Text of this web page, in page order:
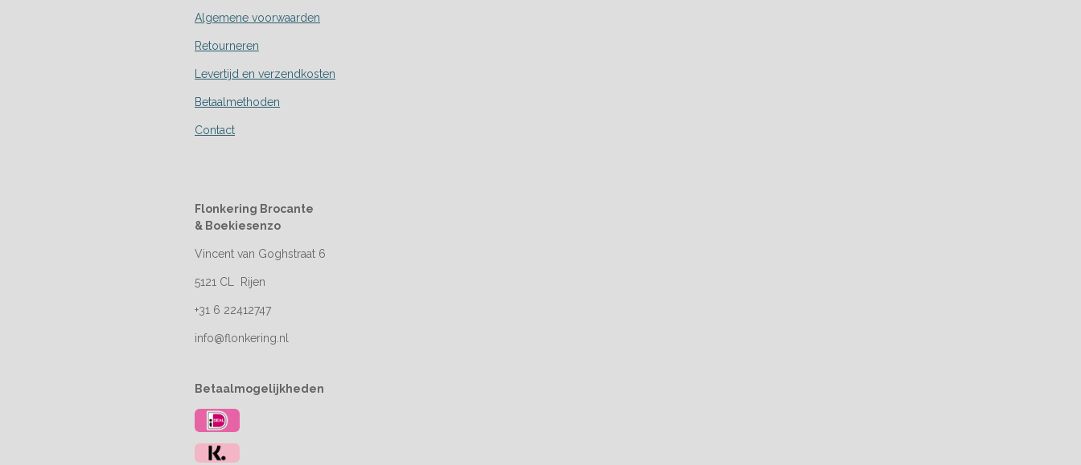
Algemene voorwaarden
Retourneren
Levertijd en verzendkosten
Betaalmethoden
Contact
Flonkering Brocante
& Boekiesenzo
Vincent van Goghstraat 6
5121 CL Rijen
+31 6 22412747
info@flonkering.nl
Betaalmogelijkheden